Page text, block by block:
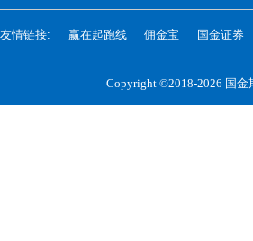
友情链接: 赢在起跑线 佣金宝 国金证券
Copyright ©2018-2026 国